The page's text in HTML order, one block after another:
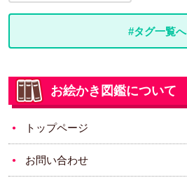
#タグ一覧へ
お絵かき図鑑について
トップページ
お問い合わせ